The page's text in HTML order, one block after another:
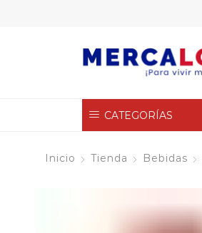
CATEGORÍAS
Inicio Tienda Bebidas